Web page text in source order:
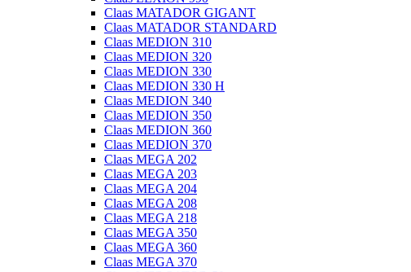
Claas MATADOR GIGANT
Claas MATADOR STANDARD
Claas MEDION 310
Claas MEDION 320
Claas MEDION 330
Claas MEDION 330 H
Claas MEDION 340
Claas MEDION 350
Claas MEDION 360
Claas MEDION 370
Claas MEGA 202
Claas MEGA 203
Claas MEGA 204
Claas MEGA 208
Claas MEGA 218
Claas MEGA 350
Claas MEGA 360
Claas MEGA 370